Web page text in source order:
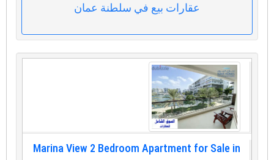
عقارات بيع في سلطنة عمان
Marina View 2 Bedroom Apartment for Sale in